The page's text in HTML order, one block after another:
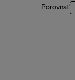
Porovnať